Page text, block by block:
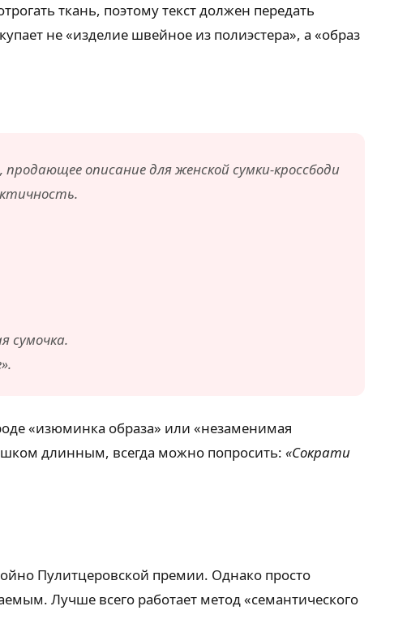
ткань, поэтому текст должен передать
не «изделие швейное из полиэстера», а «образ
описание для женской сумки-кроссбоди
сумочка.
«изюминка образа» или «незаменимая
длинным, всегда можно попросить: «Сократи
Пулитцеровской премии. Однако просто
Лучше всего работает метод «семантического